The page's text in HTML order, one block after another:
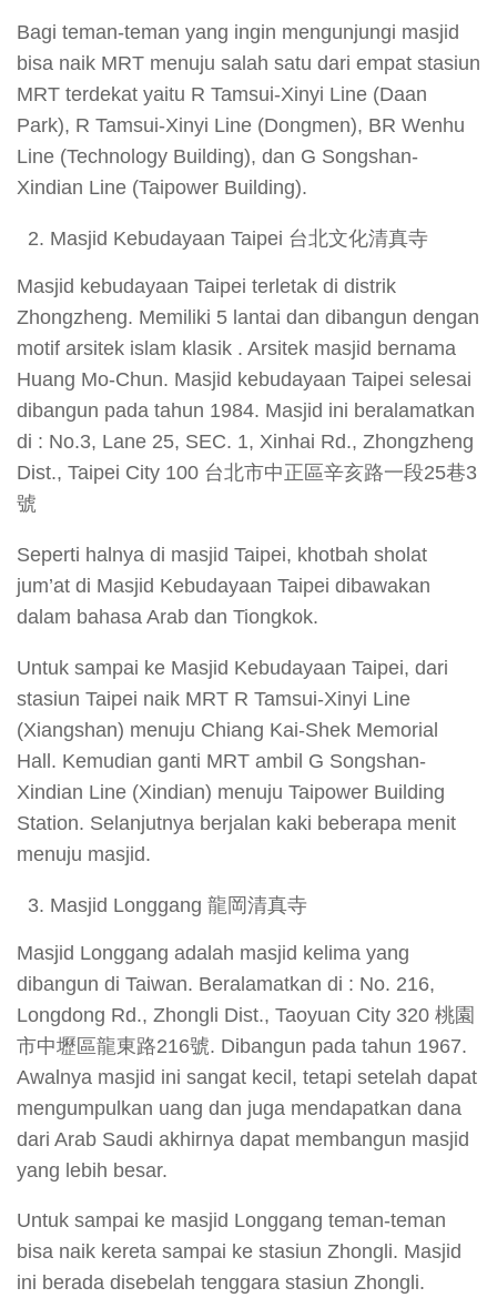
Bagi teman-teman yang ingin mengunjungi masjid
bisa naik MRT menuju salah satu dari empat stasiun
MRT terdekat yaitu R Tamsui-Xinyi Line (Daan
Park), R Tamsui-Xinyi Line (Dongmen), BR Wenhu
Line (Technology Building), dan G Songshan-
Xindian Line (Taipower Building).
Masjid Kebudayaan Taipei 台北文化清真寺
Masjid kebudayaan Taipei terletak di distrik
Zhongzheng. Memiliki 5 lantai dan dibangun dengan
motif arsitek islam klasik . Arsitek masjid bernama
Huang Mo-Chun. Masjid kebudayaan Taipei selesai
dibangun pada tahun 1984. Masjid ini beralamatkan
di : No.3, Lane 25, SEC. 1, Xinhai Rd., Zhongzheng
Dist., Taipei City 100 台北市中正區辛亥路一段25巷3
號
Seperti halnya di masjid Taipei, khotbah sholat
jum’at di Masjid Kebudayaan Taipei dibawakan
dalam bahasa Arab dan Tiongkok.
Untuk sampai ke Masjid Kebudayaan Taipei, dari
stasiun Taipei naik MRT R Tamsui-Xinyi Line
(Xiangshan) menuju Chiang Kai-Shek Memorial
Hall. Kemudian ganti MRT ambil G Songshan-
Xindian Line (Xindian) menuju Taipower Building
Station. Selanjutnya berjalan kaki beberapa menit
menuju masjid.
Masjid Longgang 龍岡清真寺
Masjid Longgang adalah masjid kelima yang
dibangun di Taiwan. Beralamatkan di : No. 216,
Longdong Rd., Zhongli Dist., Taoyuan City 320 桃園
市中壢區龍東路216號. Dibangun pada tahun 1967.
Awalnya masjid ini sangat kecil, tetapi setelah dapat
mengumpulkan uang dan juga mendapatkan dana
dari Arab Saudi akhirnya dapat membangun masjid
yang lebih besar.
Untuk sampai ke masjid Longgang teman-teman
bisa naik kereta sampai ke stasiun Zhongli. Masjid
ini berada disebelah tenggara stasiun Zhongli.